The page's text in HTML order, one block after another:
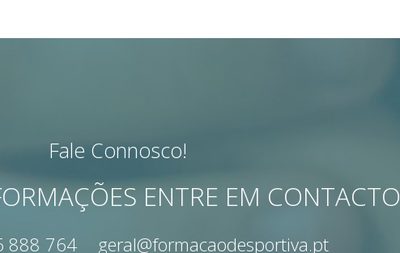
Fale Connosco!
ENTRE EM CONTACTO
888 764 geral@formacaodesportiva.pt